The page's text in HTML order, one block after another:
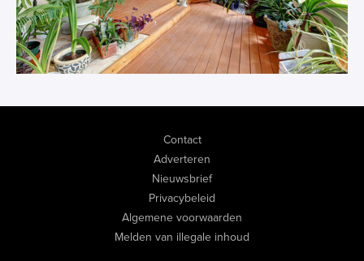
Contact
Adverteren
Nieuwsbrief
Privacybeleid
Algemene voorwaarden
Melden van illegale inhoud